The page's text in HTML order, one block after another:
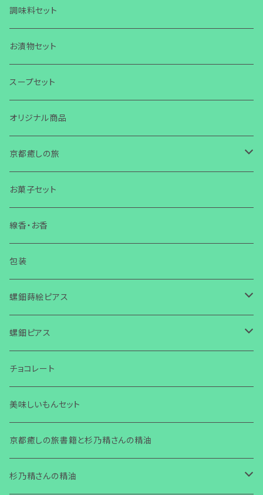
調味料セット
お漬物セット
スープセット
オリジナル商品
京都癒しの旅
旅
お話会・講演・セミナー
チラシ・ニュースレター作成
お菓子セット
線香・お香
包装
螺鈿蒔絵ピアス
螺鈿蒔絵ピアス キューブ
螺鈿蒔絵ピアス スクエア
螺鈿蒔絵ピアス ひし形
螺鈿ピアス
螺鈿ピアス スクエア 金ビーズ
螺鈿ピアス ひし形 金ビーズ
螺鈿ピアス スクエア チェコビーズ
螺鈿ピアス ひし形 チェコビーズ
チョコレート
美味しいもんセット
京都癒しの旅書籍と杉乃精さんの精油
杉乃精さんの精油